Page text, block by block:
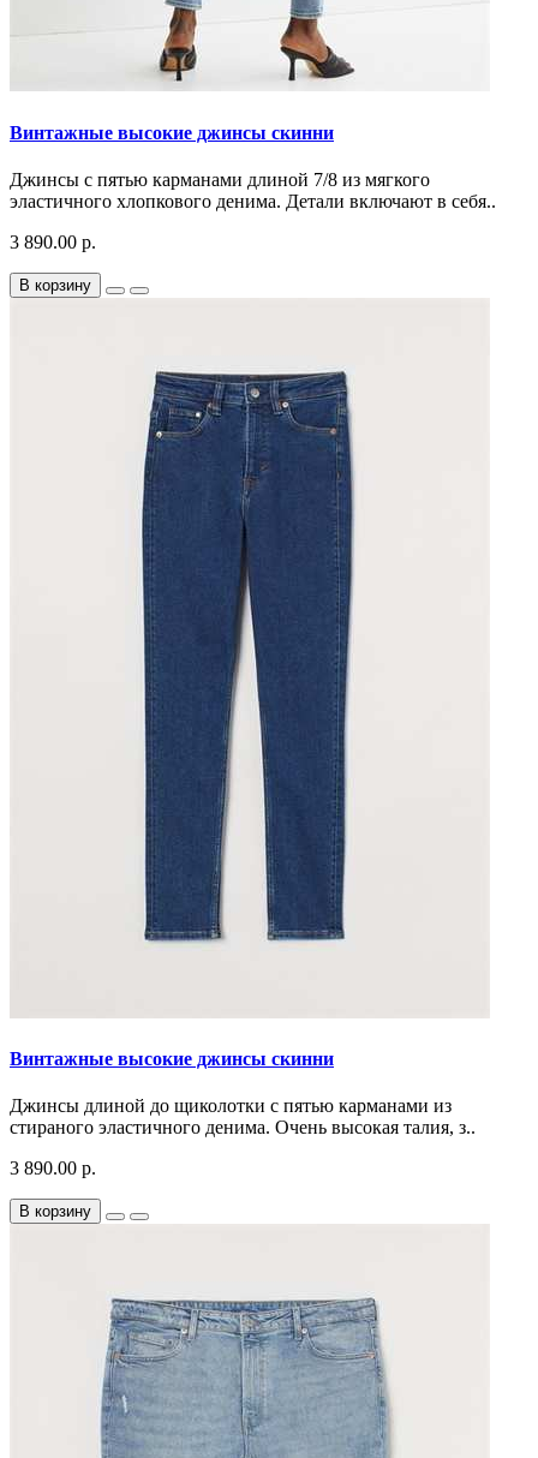
Винтажные высокие джинсы скинни
Джинсы с пятью карманами длиной 7/8 из мягкого
эластичного хлопкового денима. Детали включают в себя..
3 890.00 р.
В корзину
Винтажные высокие джинсы скинни
Джинсы длиной до щиколотки с пятью карманами из
стираного эластичного денима. Очень высокая талия, з..
3 890.00 р.
В корзину